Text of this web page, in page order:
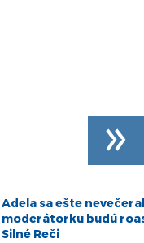
Adela sa ešte
moderátorku budú
Silné Reči
»